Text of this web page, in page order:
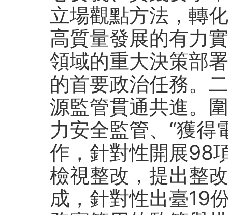
立場觀點方法，轉
高質量發展的有力
領域的重大決策部
的首要政治任務。
源監管貫通共進。
力安全監管、“獲得
作，針對性開展98
檢視整改，提出整
成，針對性出臺19